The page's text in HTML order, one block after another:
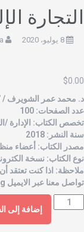
8 يوليو، 2020
$
محمد عمر الشويرف /
الصفحات: 100
الكتاب: الإدارة /
النشر: 2018
الكتاب: أعضاء
الكتاب: نسخة
اذا كنت تعتقد
معنا عبر الايميل
إضافة إلى